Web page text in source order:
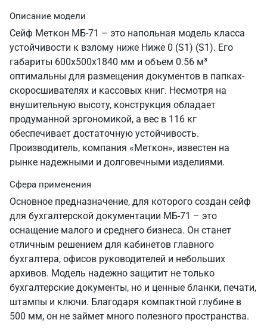
Описание модели
Сейф Меткон МБ-71 – это напольная модель класса
устойчивости к взлому ниже Ниже 0 (S1) (S1). Его
габариты 600х500х1840 мм и объем 0.56 м³
оптимальны для размещения документов в папках-
скоросшивателях и кассовых книг. Несмотря на
внушительную высоту, конструкция обладает
продуманной эргономикой, а вес в 116 кг
обеспечивает достаточную устойчивость.
Производитель, компания «Меткон», известен на
рынке надежными и долговечными изделиями.
Сфера применения
Основное предназначение, для которого создан сейф
для бухгалтерской документации МБ-71 – это
оснащение малого и среднего бизнеса. Он станет
отличным решением для кабинетов главного
бухгалтера, офисов руководителей и небольших
архивов. Модель надежно защитит не только
бухгалтерские документы, но и ценные бланки, печати,
штампы и ключи. Благодаря компактной глубине в
500 мм, он не займет много полезного пространства.